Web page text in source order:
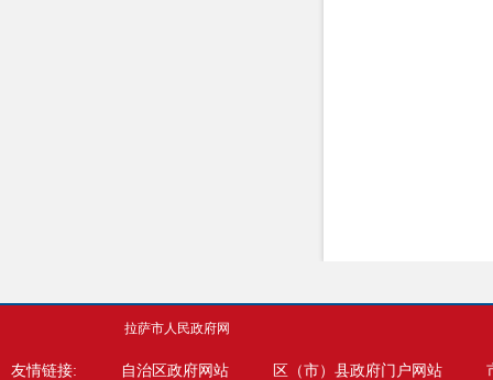
拉萨市人民政府网
友情链接: 自治区政府网站 区（市）县政府门户网站